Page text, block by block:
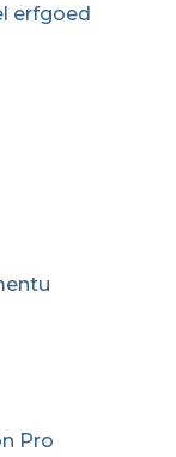
erfgoed
Pro